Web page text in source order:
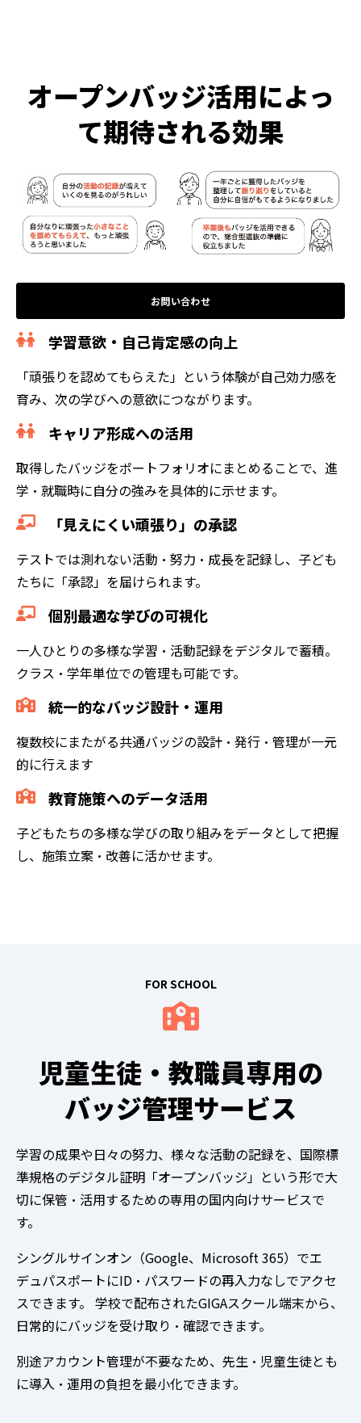
オープンバッジ活用によっ
て期待される効果
お問い合わせ
学習意欲・自己肯定感の向上
「頑張りを認めてもらえた」という体験が自己効力感を
育み、次の学びへの意欲につながります。
キャリア形成への活用
取得したバッジをポートフォリオにまとめることで、進
学・就職時に自分の強みを具体的に示せます。
「見えにくい頑張り」の承認
テストでは測れない活動・努力・成長を記録し、子ども
たちに「承認」を届けられます。
個別最適な学びの可視化
一人ひとりの多様な学習・活動記録をデジタルで蓄積。
クラス・学年単位での管理も可能です。
統一的なバッジ設計・運用
複数校にまたがる共通バッジの設計・発行・管理が一元
的に行えます
教育施策へのデータ活用
子どもたちの多様な学びの取り組みをデータとして把握
し、施策立案・改善に活かせます。
FOR SCHOOL
児童生徒・教職員専用の
バッジ管理サービス
学習の成果や日々の努力、様々な活動の記録を、国際標
準規格のデジタル証明「オープンバッジ」という形で大
切に保管・活用するための専用の国内向けサービスで
す。
シングルサインオン（Google、Microsoft 365）でエ
デュパスポートにID・パスワードの再入力なしでアクセ
スできます。 学校で配布されたGIGAスクール端末から、
日常的にバッジを受け取り・確認できます。
別途アカウント管理が不要なため、先生・児童生徒とも
に導入・運用の負担を最小化できます。